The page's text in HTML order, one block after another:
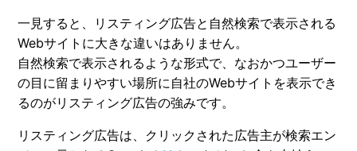
一見すると、リスティング広告と自然検索で表示される
Webサイトに大きな違いはありません。
自然検索で表示されるような形式で、なおかつユーザー
の目に留まりやすい場所に自社のWebサイトを表示でき
るのがリスティング広告の強みです。
リスティング広告は、クリックされた広告主が検索エン